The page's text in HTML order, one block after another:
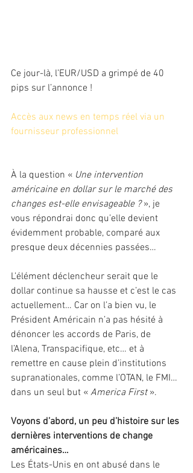
Ce jour-là, l’EUR/USD a grimpé de 40
pips sur l’annonce !
Accès aux news en temps réel via un
fournisseur professionnel
À la question « Une intervention
américaine en dollar sur le marché des
changes est-elle envisageable ? », je
vous répondrai donc qu’elle devient
évidemment probable, comparé aux
presque deux décennies passées…
L’élément déclencheur serait que le
dollar continue sa hausse et c’est le cas
actuellement… Car on l’a bien vu, le
Président Américain n’a pas hésité à
dénoncer les accords de Paris, de
l’Alena, Transpacifique, etc… et à
remettre en cause plein d’institutions
supranationales, comme l’OTAN, le FMI…
dans un seul but « America First ».
Voyons d’abord, un peu d’histoire sur les
dernières interventions de change
américaines…
Les États-Unis en ont abusé dans le